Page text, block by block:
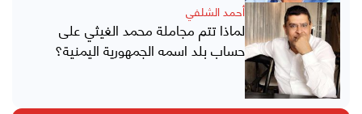
أحمد الشلفي
لماذا تتم مجاملة محمد الغيثي على
حساب بلد اسمه الجمهورية اليمنية؟